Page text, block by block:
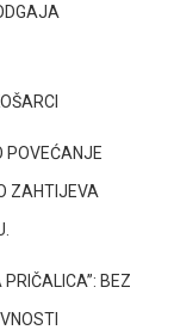
POVEĆANJE
ZAHTIJEVA
BEZ